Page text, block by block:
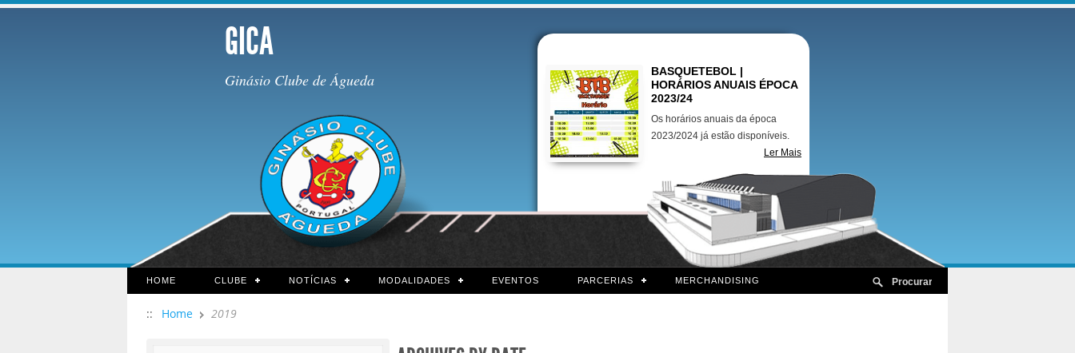
GICA
Ginásio Clube de Águeda
BASQUETEBOL |
HORÁRIOS ANUAIS ÉPOCA
2023/24
Os horários anuais da época
2023/2024 já estão disponíveis.
Ler Mais
HOME CLUBE NOTÍCIAS MODALIDADES EVENTOS PARCERIAS MERCHANDISING
:: Home 2019